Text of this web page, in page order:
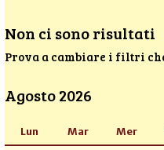
Non ci sono risultati
Prova a cambiare i filtri
Agosto 2026
Lun Mar Mer